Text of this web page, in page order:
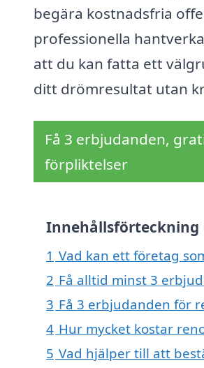
begära kostnadsfria
professionella
att du kan fatta ett
ditt drömresultat utan
Få 3 erbjudanden,
förpliktelser
Innehållsförteckning
1 Vad kan ett företag
2 Få alltid minst 3
3 Få 3 erbjudanden för
4 Hur mycket kostar
5 Vad hjälper till att